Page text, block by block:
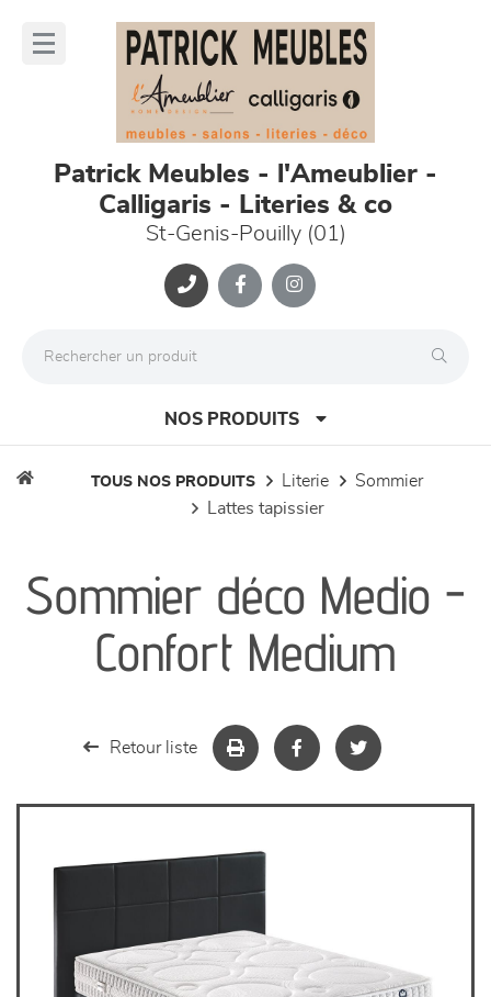
Patrick Meubles - l'Ameublier -
Calligaris - Literies & co
St-Genis-Pouilly (01)
NOS PRODUITS
séjours
meubles de complément
TOUS NOS PRODUITS literie
sommier
lattes tapissier
Sommier déco Medio -
Confort Medium
Retour liste